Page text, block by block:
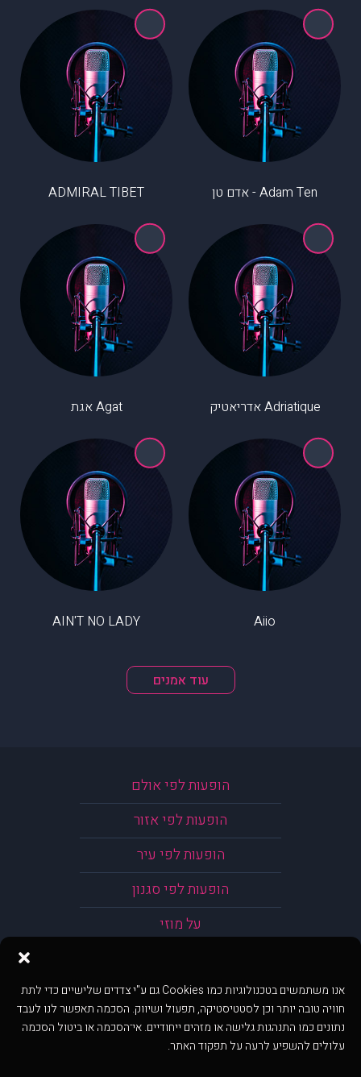
אנו משתמשים בטכנולוגיות כמו Cookies גם ע"י צדדים שלישיים כדי לתת
חוויה טובה יותר וכן לסטטיסטיקה, תפעול ושיווק. הסכמה תאפשר לנו לעבד
נתונים כמו התנהגות גלישה או מזהים ייחודיים. אי־הסכמה או ביטול הסכמה
עלולים להשפיע לרעה על תפקוד האתר.
Adam Ten - אדם טן ADMIRAL TIBET
Adriatique אדריאטיק Agat אגת
Aiio
AIN'T NO LADY
עוד אמנים
הופעות לפי אולם
הופעות לפי אזור
הופעות לפי עיר
הופעות לפי סגנון
על מוזי